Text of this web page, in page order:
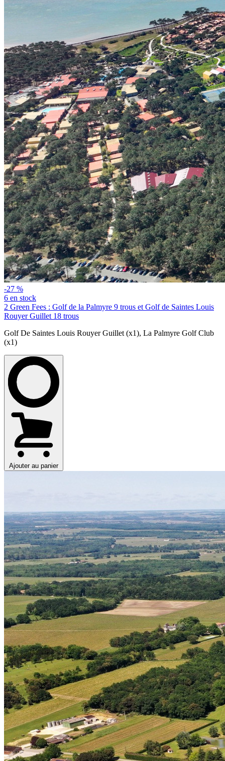
-27 %
6 en stock
2 Green Fees : Golf de la Palmyre 9 trous et Golf de Saintes Louis
Rouyer Guillet 18 trous
Golf De Saintes Louis Rouyer Guillet (x1), La Palmyre Golf Club
(x1)
Ajouter au panier